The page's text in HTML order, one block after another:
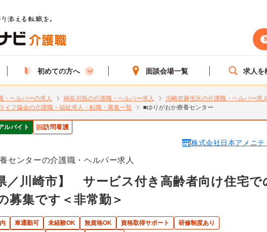
初めての方へ 面談会場一覧 求人を
・ヘルパーの求人 神奈川県の介護職・ヘルパー求人
川崎市麻生区の介護職・ヘルパー求人
イフ協会の介護職・福祉求人・転職・募集一覧
■ゆりがおか療養センター
ルバイト 訪問看護
株式会社日本アメニテ
センターの介護職・ヘルパー求人
／川崎市】 サービス付き高齢者向け住宅で
募集です＜非常勤＞
車通勤可 未経験OK 無資格OK 資格取得サポート
研修制度あり